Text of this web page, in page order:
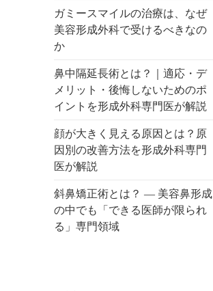
ガミースマイルの治療は、なぜ
美容形成外科で受けるべきなの
か
鼻中隔延長術とは？｜適応・デ
メリット・後悔しないためのポ
イントを形成外科専門医が解説
顔が大きく見える原因とは？原
因別の改善方法を形成外科専門
医が解説
斜鼻矯正術とは？ ― 美容鼻形成
の中でも「できる医師が限られ
る」専門領域